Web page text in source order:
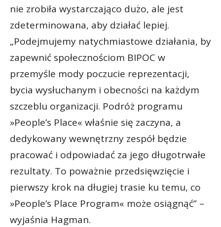
nie zrobiła wystarczająco dużo, ale jest
zdeterminowana, aby działać lepiej.
„Podejmujemy natychmiastowe działania, by
zapewnić społecznościom BIPOC w
przemyśle mody poczucie reprezentacji,
bycia wysłuchanym i obecności na każdym
szczeblu organizacji. Podróż programu
»People’s Place« właśnie się zaczyna, a
dedykowany wewnętrzny zespół będzie
pracować i odpowiadać za jego długotrwałe
rezultaty. To poważnie przedsięwzięcie i
pierwszy krok na długiej trasie ku temu, co
»People’s Place Program« może osiągnąć” –
wyjaśnia Hagman.